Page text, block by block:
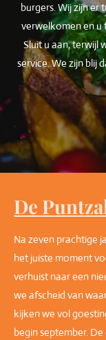
burgers. Wij zijn er
verwelkomen en u
Sluit u aan, terwijl
service. We zijn blij
De
Na zeven prachtige
het juiste moment
verhuist naar een
we afscheid van
kijken we vol
begin september.